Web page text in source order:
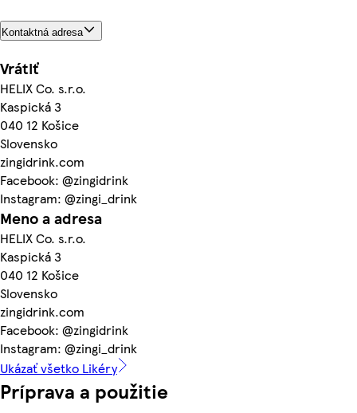
Kontaktná adresa
Vrátiť
HELIX Co. s.r.o.
Kaspická 3
040 12 Košice
Slovensko
zingidrink.com
Facebook: @zingidrink
Instagram: @zingi_drink
Meno a adresa
HELIX Co. s.r.o.
Kaspická 3
040 12 Košice
Slovensko
zingidrink.com
Facebook: @zingidrink
Instagram: @zingi_drink
Ukázať všetko Likéry
Príprava a použitie